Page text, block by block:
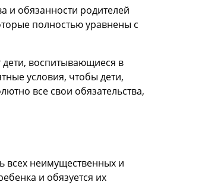
и обязанности родителей
полностью уравнены с
дети, воспитывающиеся в
условия, чтобы дети,
все свои обязательства,
всех неимущественных и
и обязуется их